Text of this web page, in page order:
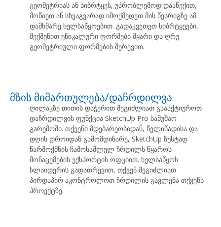
გეომეტრიას ან სიბრტყეს, უპრობლემოდ დააწექით,
მოწიეთ ან სხვაგვარად იმოქმედეთ მის წესრიგზე ამ
დამხმარე ხელსაწყოებით. გადაკვეთეთ სიბრტყეები,
შექმენით უნიკალური ფორმები მყარი და ღრუ
გეომეტრიული ფორმების შერევით.
მზის მიმართულება/დაჩრდილვა
ღილაკზე თითის დაჭერით შეგიძლიათ გაააქტიუროთ
დაჩრდილვის ფუნქცია SketchUp Pro სამუშაო
გარემოში. თქვენი მდებარეობიდან, წელიწადისა და
დღის დროიდან გამომდინარე, SketchUp ზუსტად
წარმოქმნის ჩამოსაშლელ ჩრდილს წყაროს
მონაცემების ექსპორტის ოფციით. ხელსაწყოს
სლაიდერის გადათრევით, თქვენ შეგიძლიათ
პირდაპირ აკონტროლოთ ჩრდილის გავლენა თქვენს
პროექტზე.